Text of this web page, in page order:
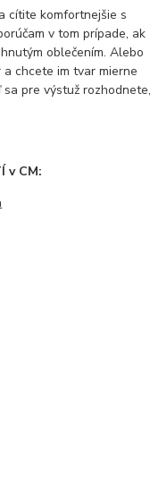
cítite komfortnejšie s
v tom prípade, ak
oblečením. Alebo
chcete im tvar mierne
pre výstuž rozhodnete,
v CM: